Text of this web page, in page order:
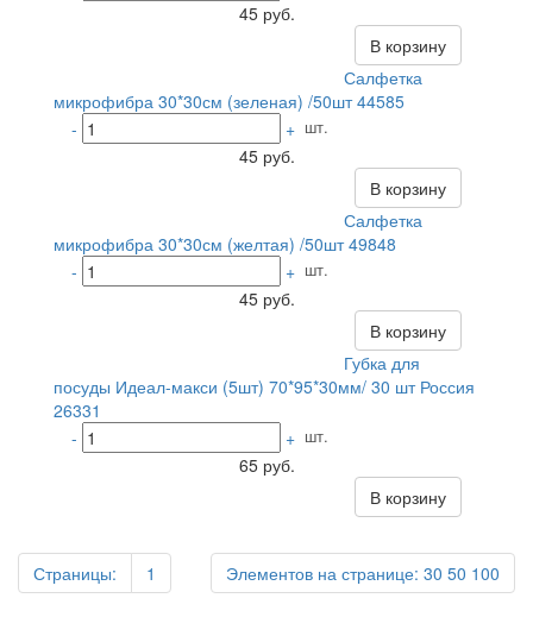
45 руб.
В корзину
Салфетка
микрофибра 30*30см (зеленая) /50шт 44585
-
+ шт.
45 руб.
В корзину
Салфетка
микрофибра 30*30см (желтая) /50шт 49848
-
+ шт.
45 руб.
В корзину
Губка для
посуды Идеал-макси (5шт) 70*95*30мм/ 30 шт Россия
26331
-
+ шт.
65 руб.
В корзину
Элементов на странице: 30 50 100
Страницы: 1